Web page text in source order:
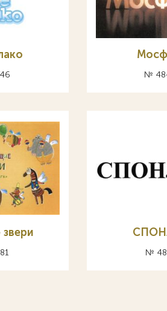
№
№